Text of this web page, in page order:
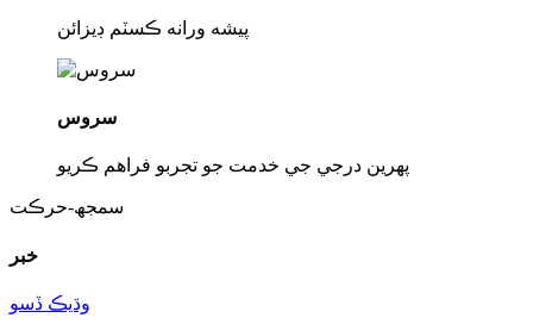
پيشه ورانه ڪسٽم ڊيزائن
سروس
پهرين درجي جي خدمت جو تجربو فراهم ڪريو
سمجھ-حرڪت
خبر
وڌيڪ ڏسو